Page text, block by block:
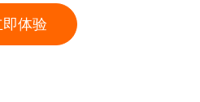
即体验